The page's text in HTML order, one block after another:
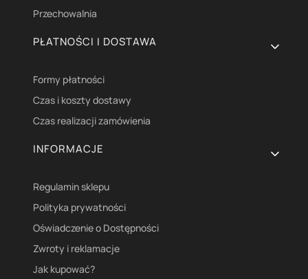
Przechowalnia
PŁATNOŚCI I DOSTAWA
Formy płatności
Czas i koszty dostawy
Czas realizacji zamówienia
INFORMACJE
Regulamin sklepu
Polityka prywatności
Oświadczenie o Dostępności
Zwroty i reklamacje
Jak kupować?